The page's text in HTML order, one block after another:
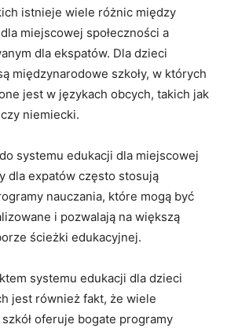
istnieje wiele różnic między
miejscowej społeczności a
dla ekspatów. Dla dzieci
międzynarodowe szkoły, w​ których
jest ​w językach⁢ obcych, takich jak
niemiecki.
systemu edukacji dla ​miejscowej
dla expatów⁢ często‌ stosują⁢
nauczania, które mogą ‌być
i pozwalają na ‍większą
ścieżki edukacyjnej.
systemu edukacji ⁢dla dzieci
jest również fakt, że wiele
oferuje bogate programy